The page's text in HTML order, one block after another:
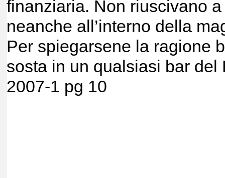
finanziaria. Non riuscivano a
neanche all’interno della
Per spiegarsene la ragione
sosta in un qualsiasi bar del
2007-1 pg 10